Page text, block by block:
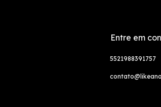
Entre em
5521988391757